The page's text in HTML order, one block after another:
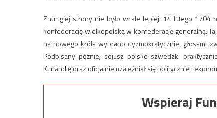
Z drugiej strony nie było wcale lepiej. 14 lutego 1704
konfederację wielkopolską w konfederację generalną.
na nowego króla wybrano dyzmokratycznie, głosami
Podpisany później sojusz polsko-szwedzki
Kurlandię oraz oficjalnie uzależniał się politycznie i
Wspieraj